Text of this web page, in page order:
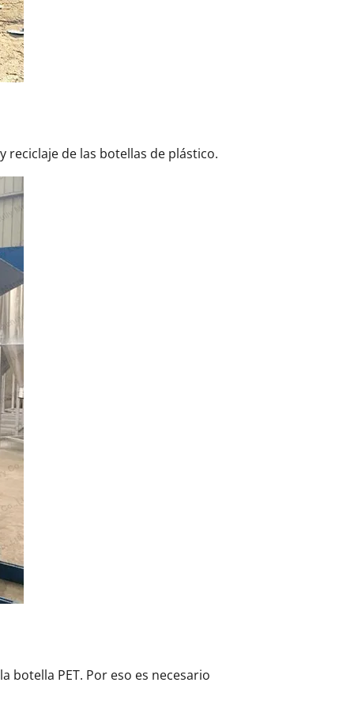
reciclaje de las botellas de plástico.
botella PET. Por eso es necesario